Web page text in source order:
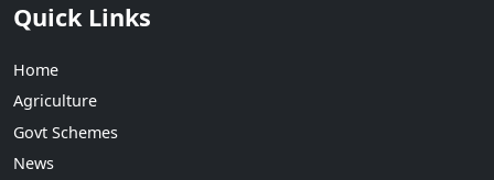
Quick Links
Home
Agriculture
Govt Schemes
News